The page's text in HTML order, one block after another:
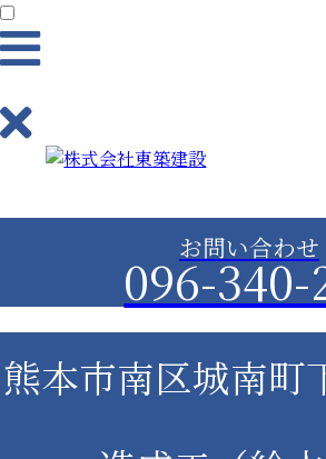
土木工事（造成工
建築事業
お問い合わせ
096-340-
熊本市南区城南町